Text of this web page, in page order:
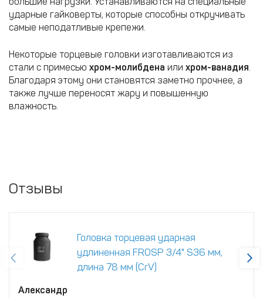
ударные гайковерты, которые способны откручивать
самые неподатливые крепежи.
Некоторые торцевые головки изготавливаются из
стали с примесью хром-молибдена или хром-ванадия.
Благодаря этому они становятся заметно прочнее, а
также лучше переносят жару и повышенную
влажность.
Отзывы
Головка торцевая ударная
удлиненная FROSP 3/4" S36 мм,
длина 78 мм (CrV)
Александр